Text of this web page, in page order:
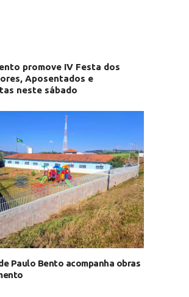
promove IV Festa dos
Aposentados e
neste sábado
Paulo Bento acompanha obras